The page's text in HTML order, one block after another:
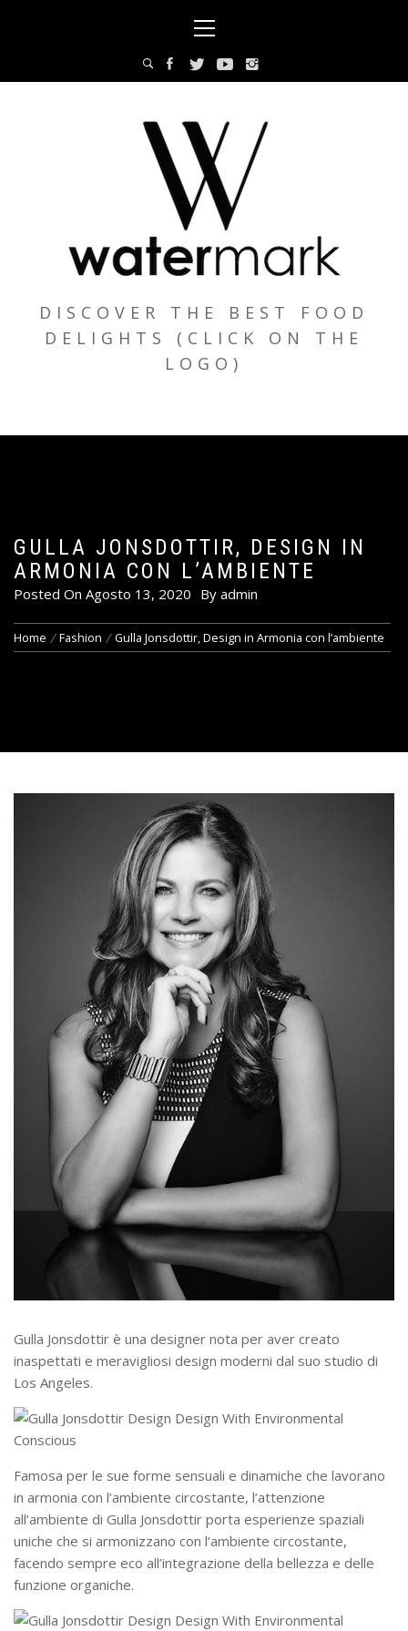
Menu
DISCOVER THE BEST FOOD
DELIGHTS (CLICK ON THE
LOGO)
GULLA JONSDOTTIR, DESIGN IN
ARMONIA CON L’AMBIENTE
Posted On Agosto 13, 2020 By admin
Home Fashion Gulla Jonsdottir, Design in Armonia con l’ambiente
Gulla Jonsdottir è una designer nota per aver creato
inaspettati e meravigliosi design moderni dal suo studio di
Los Angeles.
Famosa per le sue forme sensuali e dinamiche che lavorano
in armonia con l’ambiente circostante, l’attenzione
all’ambiente di Gulla Jonsdottir porta esperienze spaziali
uniche che si armonizzano con l’ambiente circostante,
facendo sempre eco all’integrazione della bellezza e delle
funzione organiche.